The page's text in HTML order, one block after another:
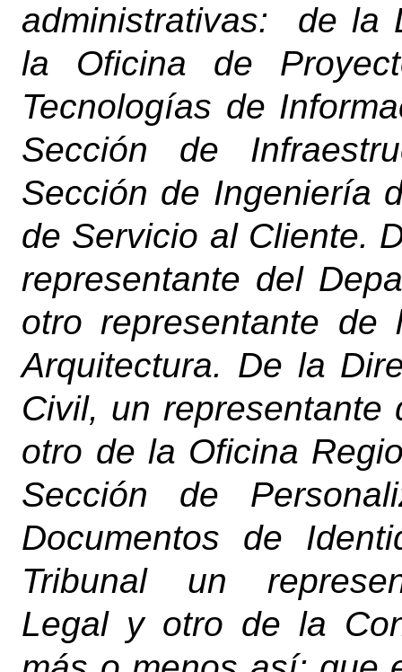
administrativas: de la
la Oficina de
Tecnologías de
Sección de
Sección de Ingeniería
de Servicio al Cliente.
representante del
otro representante
Arquitectura. De la
Civil, un representante
otro de la Oficina
Sección de
Documentos de
Tribunal un
Legal y otro de la